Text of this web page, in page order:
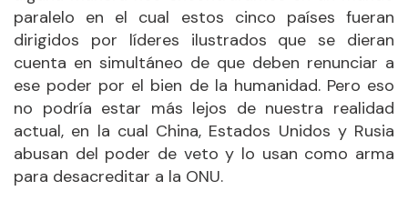
paralelo en el cual estos cinco países fueran
dirigidos por líderes ilustrados que se dieran
cuenta en simultáneo de que deben renunciar a
ese poder por el bien de la humanidad. Pero eso
no podría estar más lejos de nuestra realidad
actual, en la cual China, Estados Unidos y Rusia
abusan del poder de veto y lo usan como arma
para desacreditar a la ONU.